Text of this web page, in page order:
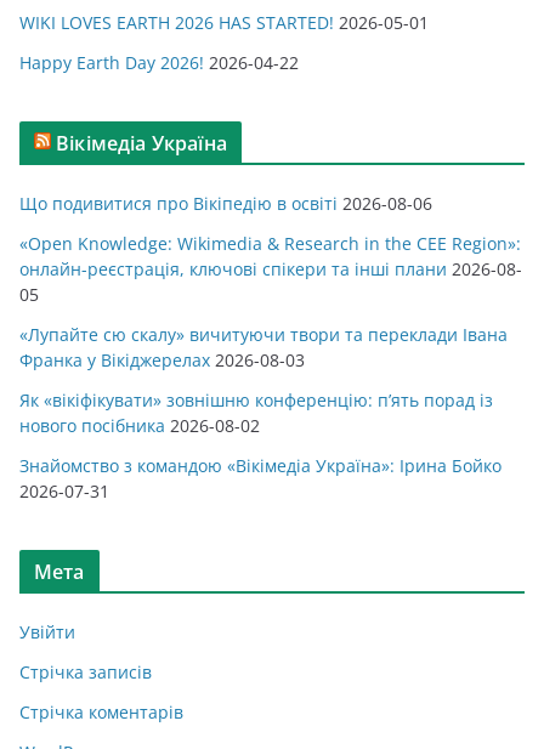
WIKI LOVES EARTH 2026 HAS STARTED! 2026-05-01
Happy Earth Day 2026! 2026-04-22
Вікімедіа Україна
Що подивитися про Вікіпедію в освіті 2026-08-06
«Open Knowledge: Wikimedia & Research in the CEE Region»:
онлайн-реєстрація, ключові спікери та інші плани 2026-08-
05
«Лупайте сю скалу» вичитуючи твори та переклади Івана
Франка у Вікіджерелах 2026-08-03
Як «вікіфікувати» зовнішню конференцію: п’ять порад із
нового посібника 2026-08-02
Знайомство з командою «Вікімедіа Україна»: Ірина Бойко
2026-07-31
Мета
Увійти
Стрічка записів
Стрічка коментарів